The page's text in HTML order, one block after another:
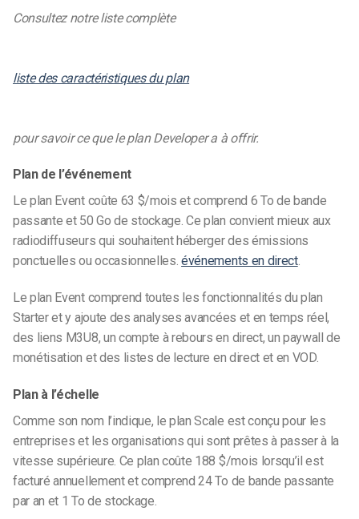
Consultez notre liste complète
liste des caractéristiques du plan
pour savoir ce que le plan Developer a à offrir.
Plan de l’événement
Le plan Event coûte 63 $/mois et comprend 6 To de bande
passante et 50 Go de stockage. Ce plan convient mieux aux
radiodiffuseurs qui souhaitent héberger des émissions
ponctuelles ou occasionnelles.événements en direct.
Le plan Event comprend toutes les fonctionnalités du plan
Starter et y ajoute des analyses avancées et en temps réel,
des liens M3U8, un compte à rebours en direct, un paywall de
monétisation et des listes de lecture en direct et en VOD.
Plan à l’échelle
Comme son nom l’indique, le plan Scale est conçu pour les
entreprises et les organisations qui sont prêtes à passer à la
vitesse supérieure. Ce plan coûte 188 $/mois lorsqu’il est
facturé annuellement et comprend 24 To de bande passante
par an et 1 To de stockage.